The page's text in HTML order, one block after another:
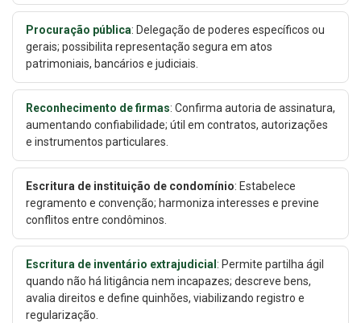
Procuração pública: Delegação de poderes específicos ou
gerais; possibilita representação segura em atos
patrimoniais, bancários e judiciais.
Reconhecimento de firmas: Confirma autoria de assinatura,
aumentando confiabilidade; útil em contratos, autorizações
e instrumentos particulares.
Escritura de instituição de condomínio: Estabelece
regramento e convenção; harmoniza interesses e previne
conflitos entre condôminos.
Escritura de inventário extrajudicial : Permite partilha ágil
quando não há litigância nem incapazes; descreve bens,
avalia direitos e define quinhões, viabilizando registro e
regularização.